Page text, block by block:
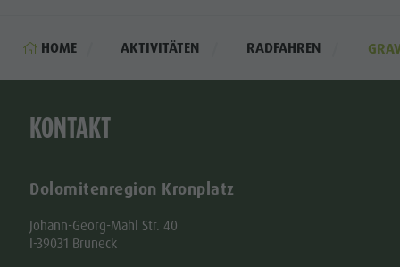
HOME AKTIVITÄTEN RADFAHREN
KONTAKT
Dolomitenregion Kronplatz
Johann-Georg-Mahl Str. 40
I-39031 Bruneck